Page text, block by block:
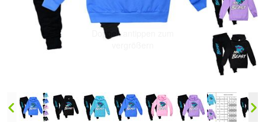
Doppelt antippen zum